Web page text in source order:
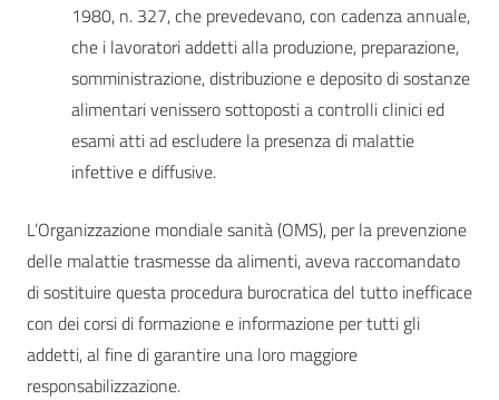
1980, n. 327, che prevedevano, con cadenza annuale,
che i lavoratori addetti alla produzione, preparazione,
somministrazione, distribuzione e deposito di sostanze
alimentari venissero sottoposti a controlli clinici ed
esami atti ad escludere la presenza di malattie
infettive e diffusive.
L’Organizzazione mondiale sanità (OMS), per la prevenzione
delle malattie trasmesse da alimenti, aveva raccomandato
di sostituire questa procedura burocratica del tutto inefficace
con dei corsi di formazione e informazione per tutti gli
addetti, al fine di garantire una loro maggiore
responsabilizzazione.